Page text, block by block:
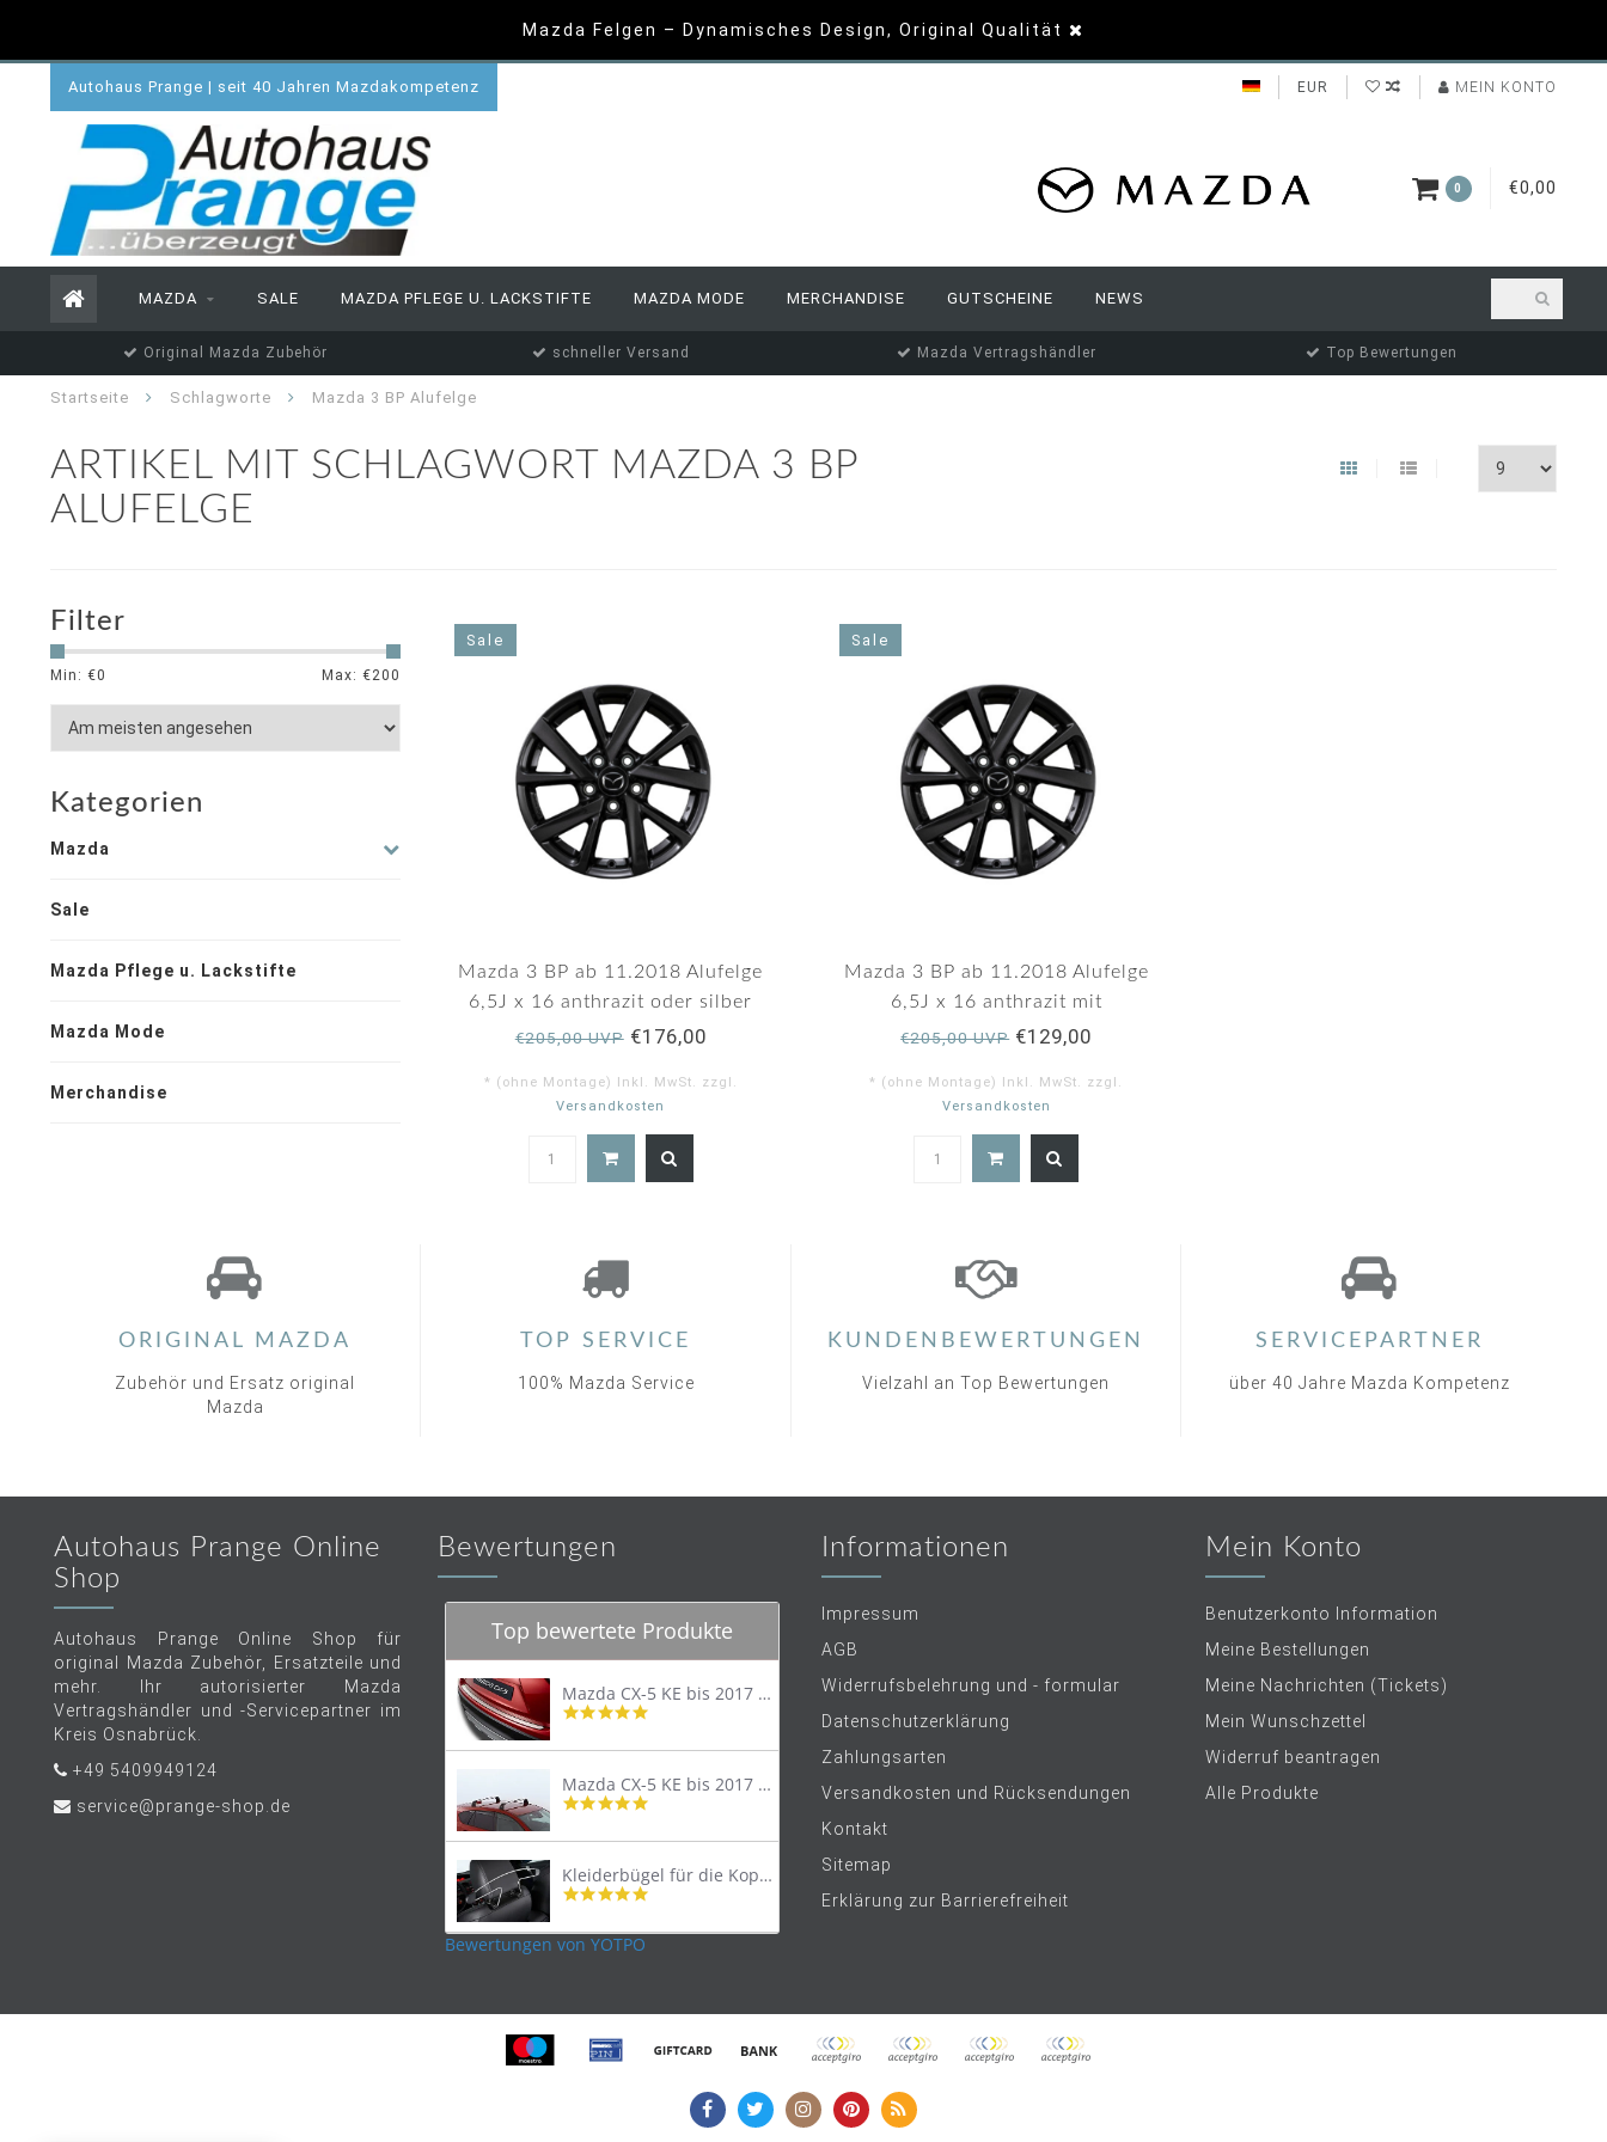
Mazda Felgen – Dynamisches Design, Original Qualität
Autohaus Prange | seit 40 Jahren Mazdakompetenz EUR MEIN KONTO
0 €0,00
MAZDA SALE MAZDA PFLEGE U. LACKSTIFTE MAZDA MODE MERCHANDISE GUTSCHEINE NEWS
Original Mazda Zubehör schneller Versand Mazda Vertragshändler Top Bewertungen
Startseite Schlagworte Mazda 3 BP Alufelge
ARTIKEL MIT SCHLAGWORT MAZDA 3 BP
ALUFELGE
Filter
Min: €0 Max: €200
Kategorien
Mazda
Sale
Mazda Pflege u. Lackstifte
Mazda Mode
Merchandise
Sale
Mazda 3 BP ab 11.2018 Alufelge
6,5J x 16 anthrazit oder silber
€205,00 UVP€176,00
* (ohne Montage) Inkl. MwSt. zzgl.
Versandkosten
Sale
Mazda 3 BP ab 11.2018 Alufelge
6,5J x 16 anthrazit mit
Lackabplatzer
€205,00 UVP€129,00
* (ohne Montage) Inkl. MwSt. zzgl.
Versandkosten
ORIGINAL MAZDA
Zubehör und Ersatz original
Mazda
TOP SERVICE
100% Mazda Service
KUNDENBEWERTUNGEN
Vielzahl an Top Bewertungen
SERVICEPARTNER
über 40 Jahre Mazda Kompetenz
Autohaus Prange Online
Shop
Autohaus Prange Online Shop für
original Mazda Zubehör, Ersatzteile und
mehr. Ihr autorisierter Mazda
Vertragshändler und -Servicepartner im
Kreis Osnabrück.
+49 5409949124
service@prange-shop.de
Bewertungen
Top bewertete Produkte
Mazda CX-5 KE bis 2017 Trittschutzleiste Edelstahl original
4.8
rating
Mazda CX-5 KE bis 2017 Lastenträger Dachträger
4.9
rating
Kleiderbügel für die Kopfstütze
4.9
rating
Bewertungen von YOTPO
Informationen
Impressum
AGB
Widerrufsbelehrung und - formular
Datenschutzerklärung
Zahlungsarten
Versandkosten und Rücksendungen
Kontakt
Sitemap
Erklärung zur Barrierefreiheit
Mein Konto
Benutzerkonto Information
Meine Bestellungen
Meine Nachrichten (Tickets)
Mein Wunschzettel
Widerruf beantragen
Alle Produkte